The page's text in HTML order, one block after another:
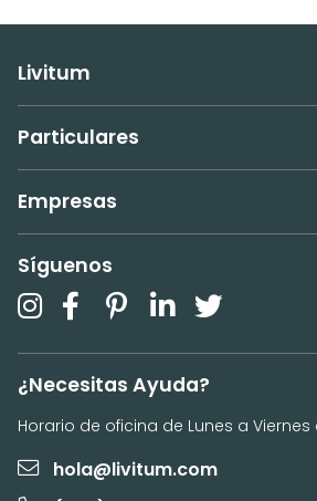
Livitum
Particulares
Empresas
Síguenos
¿Necesitas Ayuda?
Horario de oficina de Lunes a Viernes
hola@livitum.com